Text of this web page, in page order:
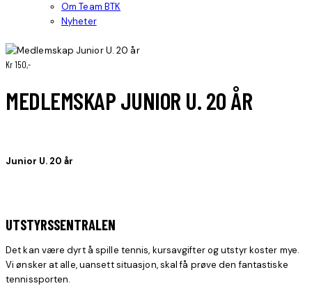
Om Team BTK
Nyheter
Kr 150,-
MEDLEMSKAP JUNIOR U. 20 ÅR
Junior U. 20 år
UTSTYRSSENTRALEN
Det kan være dyrt å spille tennis, kursavgifter og utstyr koster mye.
Vi ønsker at alle, uansett situasjon, skal få prøve den fantastiske
tennissporten.